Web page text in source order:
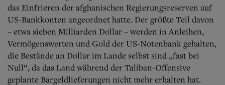
das Einfrieren der afghanischen Regierungsreserven auf
US-Bankkonten angeordnet hatte. Der größte Teil davon
– etwa sieben Milliarden Dollar – werden in Anleihen,
Vermögenswerten und Gold der US-Notenbank gehalten,
die Bestände an Dollar im Lande selbst sind „fast bei
Null“, da das Land während der Taliban-Offensive
geplante Bargeldlieferungen nicht mehr erhalten hat.